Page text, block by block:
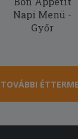
Napi Menü -
Győr
TOVÁBBI